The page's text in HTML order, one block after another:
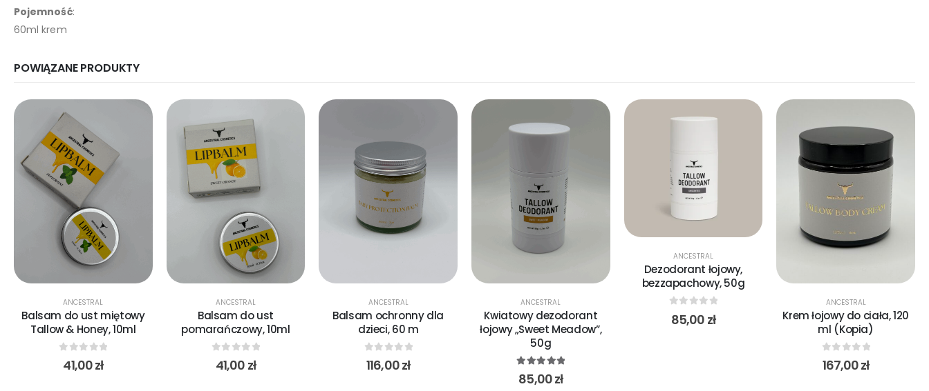
Pojemność:
60ml krem
POWIĄZANE PRODUKTY
ANCESTRAL
Balsam do ust miętowy
Tallow & Honey, 10ml
out of 5
41,00zł
ANCESTRAL
Balsam do ust
pomarańczowy, 10ml
out of 5
41,00 zł
ANCESTRAL
Balsam ochronny dla
dzieci, 60 m
0out of 5
116,00zł
ANCESTRAL
Kwiatowy dezodorant
łojowy „Sweet Meadow”,
50g
5.00 out of 5
85,00zł
ANCESTRAL
Dezodorant łojowy,
bezzapachowy, 50g
0 out of 5
85,00 zł
ANCESTRAL
Krem łojowy do ciała, 120
ml (Kopia)
0out of 5
167,00zł